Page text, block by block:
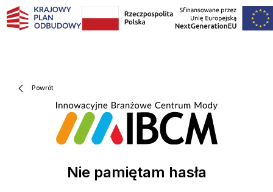
LearnWay
Powrót
Nie pamiętam hasła